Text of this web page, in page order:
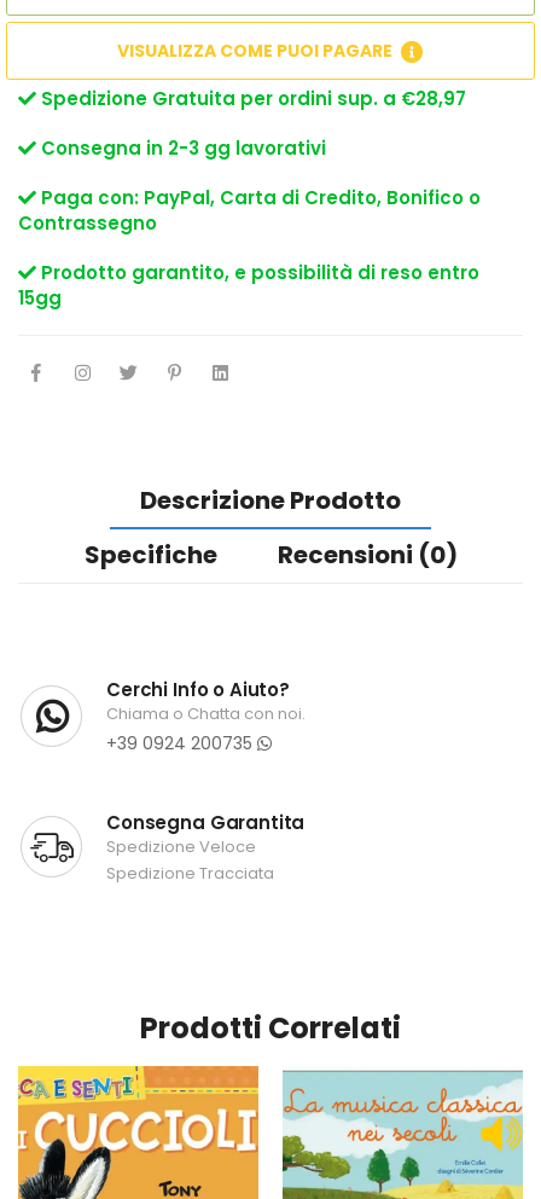
VISUALIZZA COME PUOI PAGARE
Spedizione Gratuita per ordini sup. a €28,97
Consegna in 2-3 gg lavorativi
Paga con: PayPal, Carta di Credito, Bonifico o
Contrassegno
Prodotto garantito, e possibilità di reso entro
15gg
Descrizione Prodotto
Specifiche
Recensioni (0)
Cerchi Info o Aiuto?
Chiama o Chatta con noi.
+39 0924 200735
Consegna Garantita
Spedizione Veloce
Spedizione Tracciata
Prodotti Correlati